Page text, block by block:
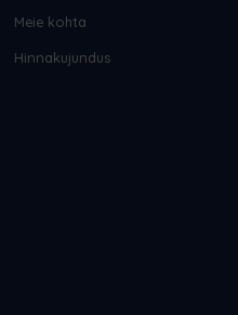
Meie kohta
Hinnakujundus